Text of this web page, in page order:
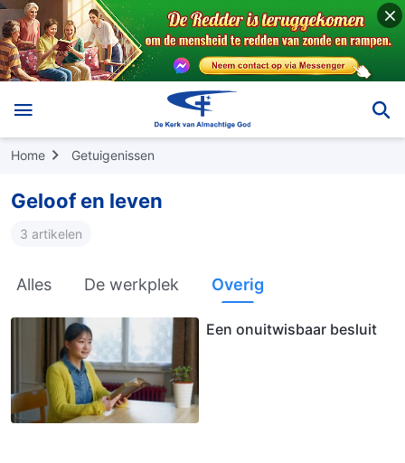
Home Getuigenissen
Geloof en leven
3 artikelen
Alles De werkplek Overig
Een onuitwisbaar besluit